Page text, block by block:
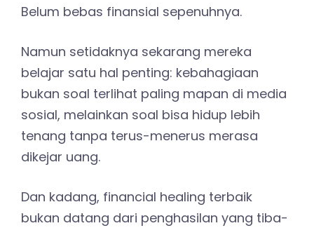
Belum bebas finansial sepenuhnya.
Namun setidaknya sekarang mereka
belajar satu hal penting: kebahagiaan
bukan soal terlihat paling mapan di media
sosial, melainkan soal bisa hidup lebih
tenang tanpa terus-menerus merasa
dikejar uang.
Dan kadang, financial healing terbaik
bukan datang dari penghasilan yang tiba-